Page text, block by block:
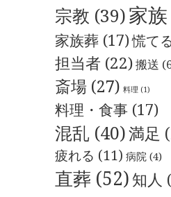
宗教 (39)家族
家族葬 (17)慌て
担当者 (22)搬送
斎場 (27) 料理 (1)
料理・食事 (17)
混乱 (40)満足
疲れる (11) 病院 (4)
直葬 (52) 知人